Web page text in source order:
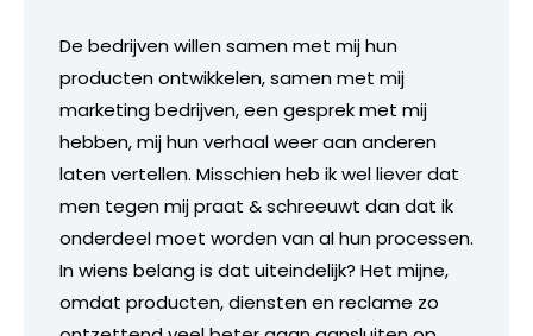
De bedrijven willen samen met mij hun
producten ontwikkelen, samen met mij
marketing bedrijven, een gesprek met mij
hebben, mij hun verhaal weer aan anderen
laten vertellen. Misschien heb ik wel liever dat
men tegen mij praat & schreeuwt dan dat ik
onderdeel moet worden van al hun processen.
In wiens belang is dat uiteindelijk? Het mijne,
omdat producten, diensten en reclame zo